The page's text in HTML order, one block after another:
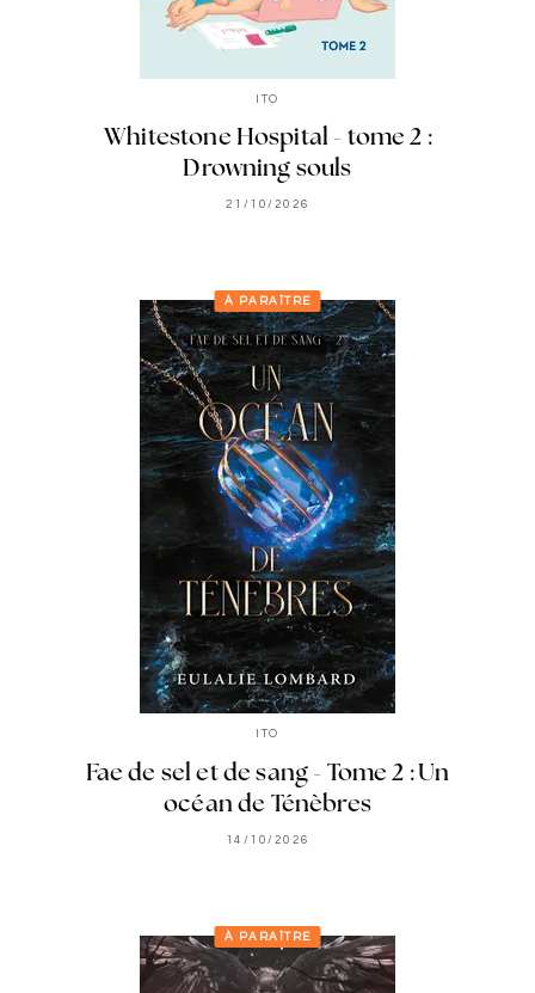
ITO
Whitestone Hospital - tome 2 :
Drowning souls
21/10/2026
À PARAÎTRE
ITO
Fae de sel et de sang - Tome 2 : Un
océan de Ténèbres
14/10/2026
À PARAÎTRE